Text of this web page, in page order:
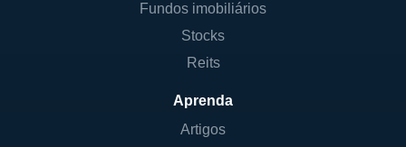
Fundos imobiliários
Stocks
Reits
Aprenda
Artigos